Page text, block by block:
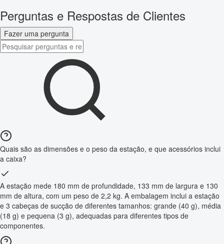
Perguntas e Respostas de Clientes
Fazer uma pergunta
Quais são as dimensões e o peso da estação, e que acessórios inclui
a caixa?
A estação mede 180 mm de profundidade, 133 mm de largura e 130
mm de altura, com um peso de 2,2 kg. A embalagem inclui a estação
e 3 cabeças de sucção de diferentes tamanhos: grande (40 g), média
(18 g) e pequena (3 g), adequadas para diferentes tipos de
componentes.